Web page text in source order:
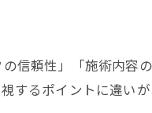
頼性」「施術内容
するポイントに違いが